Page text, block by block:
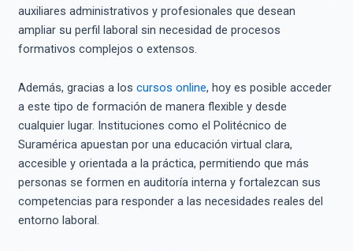
auxiliares administrativos y profesionales que desean
ampliar su perfil laboral sin necesidad de procesos
formativos complejos o extensos.
Además, gracias a los cursos online, hoy es posible acceder
a este tipo de formación de manera flexible y desde
cualquier lugar. Instituciones como el Politécnico de
Suramérica apuestan por una educación virtual clara,
accesible y orientada a la práctica, permitiendo que más
personas se formen en auditoría interna y fortalezcan sus
competencias para responder a las necesidades reales del
entorno laboral.